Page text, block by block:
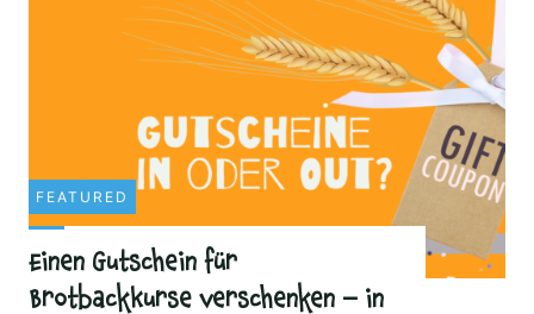
FEATURED
Einen Gutschein für
Brotbackkurse verschenken – in